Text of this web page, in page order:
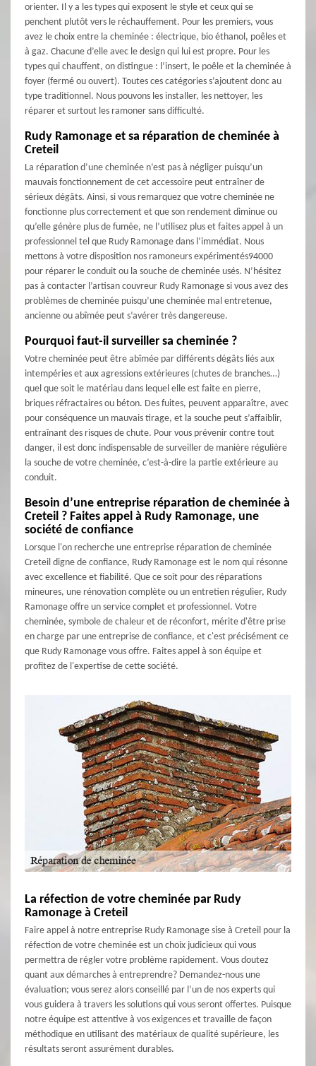
orienter. Il y a les types qui exposent le style et ceux qui se
penchent plutôt vers le réchauffement. Pour les premiers, vous
avez le choix entre la cheminée : électrique, bio éthanol, poêles et
à gaz. Chacune d’elle avec le design qui lui est propre. Pour les
types qui chauffent, on distingue : l’insert, le poêle et la cheminée à
foyer (fermé ou ouvert). Toutes ces catégories s’ajoutent donc au
type traditionnel. Nous pouvons les installer, les nettoyer, les
réparer et surtout les ramoner sans difficulté.
Rudy Ramonage et sa réparation de cheminée à
Creteil
La réparation d’une cheminée n’est pas à négliger puisqu’un
mauvais fonctionnement de cet accessoire peut entraîner de
sérieux dégâts. Ainsi, si vous remarquez que votre cheminée ne
fonctionne plus correctement et que son rendement diminue ou
qu’elle génère plus de fumée, ne l’utilisez plus et faites appel à un
professionnel tel que Rudy Ramonage dans l’immédiat. Nous
mettons à votre disposition nos ramoneurs expérimentés94000
pour réparer le conduit ou la souche de cheminée usés. N’hésitez
pas à contacter l’artisan couvreur Rudy Ramonage si vous avez des
problèmes de cheminée puisqu’une cheminée mal entretenue,
ancienne ou abîmée peut s’avérer très dangereuse.
Pourquoi faut-il surveiller sa cheminée ?
Votre cheminée peut être abîmée par différents dégâts liés aux
intempéries et aux agressions extérieures (chutes de branches…)
quel que soit le matériau dans lequel elle est faite en pierre,
briques réfractaires ou béton. Des fuites, peuvent apparaître, avec
pour conséquence un mauvais tirage, et la souche peut s’affaiblir,
entraînant des risques de chute. Pour vous prévenir contre tout
danger, il est donc indispensable de surveiller de manière régulière
la souche de votre cheminée, c’est-à-dire la partie extérieure au
conduit.
Besoin d’une entreprise réparation de cheminée à
Creteil ? Faites appel à Rudy Ramonage, une
société de confiance
Lorsque l'on recherche une entreprise réparation de cheminée
Creteil digne de confiance, Rudy Ramonage est le nom qui résonne
avec excellence et fiabilité. Que ce soit pour des réparations
mineures, une rénovation complète ou un entretien régulier, Rudy
Ramonage offre un service complet et professionnel. Votre
cheminée, symbole de chaleur et de réconfort, mérite d'être prise
en charge par une entreprise de confiance, et c'est précisément ce
que Rudy Ramonage vous offre. Faites appel à son équipe et
profitez de l'expertise de cette société.
La réfection de votre cheminée par Rudy
Ramonage à Creteil
Faire appel à notre entreprise Rudy Ramonage sise à Creteil pour la
réfection de votre cheminée est un choix judicieux qui vous
permettra de régler votre problème rapidement. Vous doutez
quant aux démarches à entreprendre? Demandez-nous une
évaluation; vous serez alors conseillé par l’un de nos experts qui
vous guidera à travers les solutions qui vous seront offertes. Puisque
notre équipe est attentive à vos exigences et travaille de façon
méthodique en utilisant des matériaux de qualité supérieure, les
résultats seront assurément durables.